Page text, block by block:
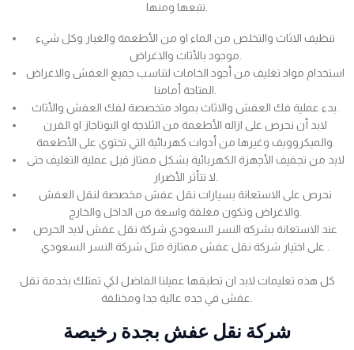
نتبعها ومنها.
تنظيف الاثاث والتخلص من الماء او من الأطعمة والغبار وكل شيء
موجود بالأثاث والاغراض.
استخدام مواد تغليف من أجود الخامات لتناسب جميع العفش والاغراض
المتاحة أمامنا.
بدء عملية فك العفش والاثاث بمواد متخصصة لفك العفش والأثاث.
لابد أن نحرص على ازاله الأطعمة من الثلاجة او البوتاجاز او الفرن
والميكروويف وغيرها من أدوات كهربائية التي تحتوي على الأطعمة.
لابد من تجفيف الأجهزة الكهربائية بشكل ممتاز قبل عملية التغليف حتى
لا تتأثر الأضرار.
نحرص على الاستعانة بسيارات نقل عفش مخصصة لنقل العفش
والاغراض وتكون مغلفة واسعة من الداخل والخارج.
عند الاستعانة بشركه النسر السعودي شركة نقل عفش لابد الحرص
على اختيار شركة نقل عفش ممتازة مثل شركة النسر السعودي .
كل هذه تعليمات لابد ان تطبقها عميلنا الفاضل لكي تمتلك بخدمة نقل
عفش في جده عالية جدا ومختلفة.
شركة نقل عفش بجدة رخيصة